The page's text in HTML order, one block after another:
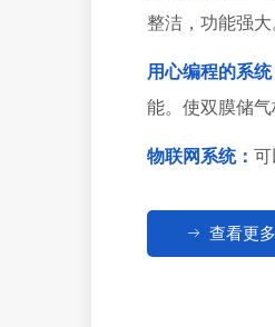
整洁，功能强大
用心编程的系统
能。使双膜储气
物联网系统： 可
ꁹ 查看更多